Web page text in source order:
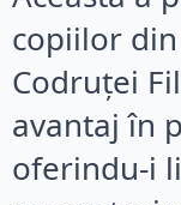
copiilor
Codruței
avantaj în
oferindu-i